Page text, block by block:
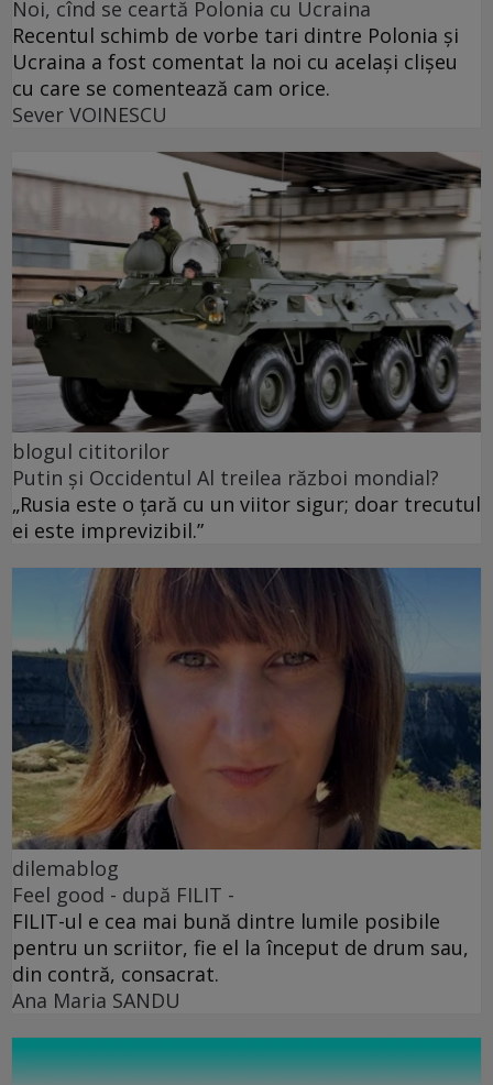
Noi, cînd se ceartă Polonia cu Ucraina
Recentul schimb de vorbe tari dintre Polonia și
Ucraina a fost comentat la noi cu același clișeu
cu care se comentează cam orice.
Sever VOINESCU
blogul cititorilor
Putin și Occidentul Al treilea război mondial?
„Rusia este o țară cu un viitor sigur; doar trecutul
ei este imprevizibil.”
dilemablog
Feel good - după FILIT -
FILIT-ul e cea mai bună dintre lumile posibile
pentru un scriitor, fie el la început de drum sau,
din contră, consacrat.
Ana Maria SANDU